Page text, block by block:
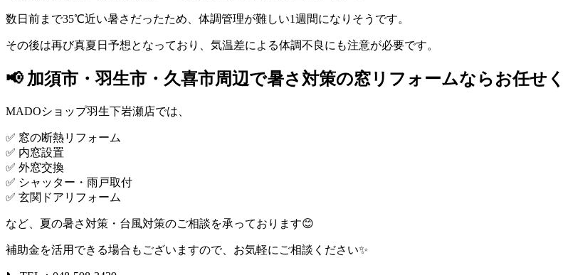
数日前まで35℃近い暑さだったため、体調管理が難しい1週間になりそうです。
その後は再び真夏日予想となっており、気温差による体調不良にも注意が必要です。
📢 加須市・羽生市・久喜市周辺で暑さ対策の窓リフォームならお任せ
MADOショップ羽生下岩瀬店では、
✅ 窓の断熱リフォーム
✅ 内窓設置
✅ 外窓交換
✅ シャッター・雨戸取付
✅ 玄関ドアリフォーム
など、夏の暑さ対策・台風対策のご相談を承っております😊
補助金を活用できる場合もございますので、お気軽にご相談ください✨